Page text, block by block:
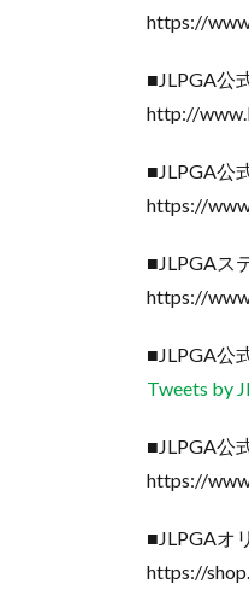
https://
■JLPGA公
http://
■JLPGA公
https://
■JLPGAス
https://
■JLPGA
Tweets by
■JLPGA公
https://
■JLPGAオ
https://